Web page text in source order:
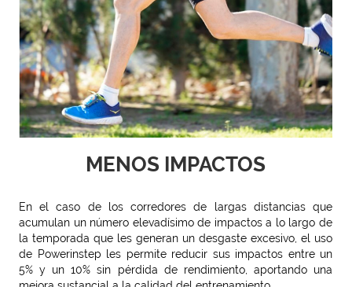
MENOS IMPACTOS
En el caso de los corredores de largas distancias que
acumulan un número elevadísimo de impactos a lo largo de
la temporada que les generan un desgaste excesivo, el uso
de Powerinstep les permite reducir sus impactos entre un
5% y un 10% sin pérdida de rendimiento, aportando una